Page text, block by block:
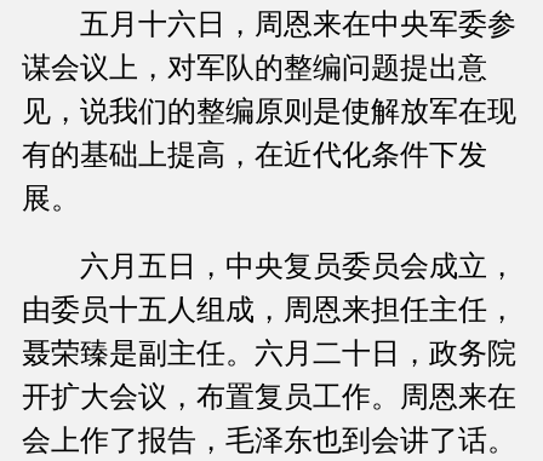
五月十六日，周恩来在中央军委参
谋会议上，对军队的整编问题提出意
见，说我们的整编原则是使解放军在现
有的基础上提高，在近代化条件下发
展。
六月五日，中央复员委员会成立，
由委员十五人组成，周恩来担任主任，
聂荣臻是副主任。六月二十日，政务院
开扩大会议，布置复员工作。周恩来在
会上作了报告，毛泽东也到会讲了话。